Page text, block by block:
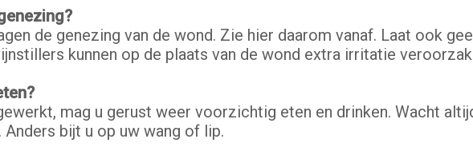
de genezing van de wond. Zie hier daarom vanaf. Laat ook
kunnen op de plaats van de wond extra irritatie
mag u gerust weer voorzichtig eten en drinken. Wacht
bijt u op uw wang of lip.